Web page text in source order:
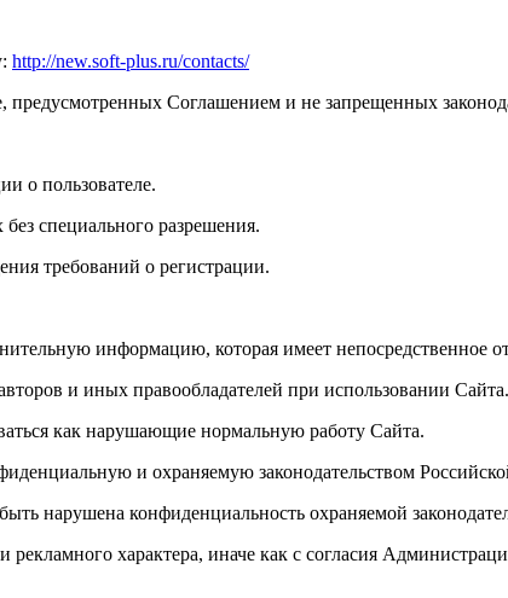
http://new.soft-plus.ru/contacts/
предусмотренных Соглашением и не запрещенных
о пользователе.
специального разрешения.
требований о регистрации.
информацию, которая имеет непосредственное
и иных правообладателей при использовании Сайта.
как нарушающие нормальную работу Сайта.
и охраняемую законодательством
нарушена конфиденциальность охраняемой
характера, иначе как с согласия